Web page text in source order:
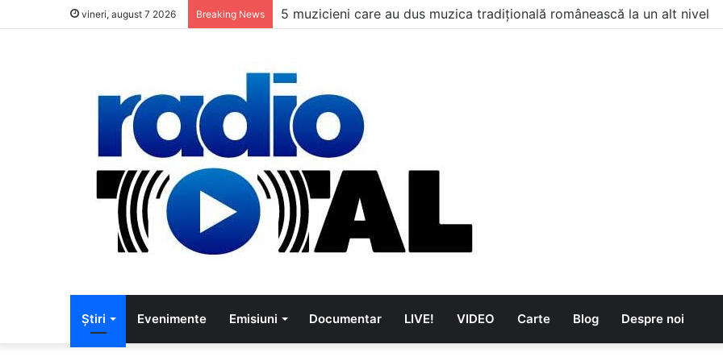
vineri, august 7 2026 Breaking News 5 muzicieni care au dus muzica tradițională românească la un alt nivel
Știri Evenimente Emisiuni Documentar LIVE! VIDEO Carte Blog Despre noi